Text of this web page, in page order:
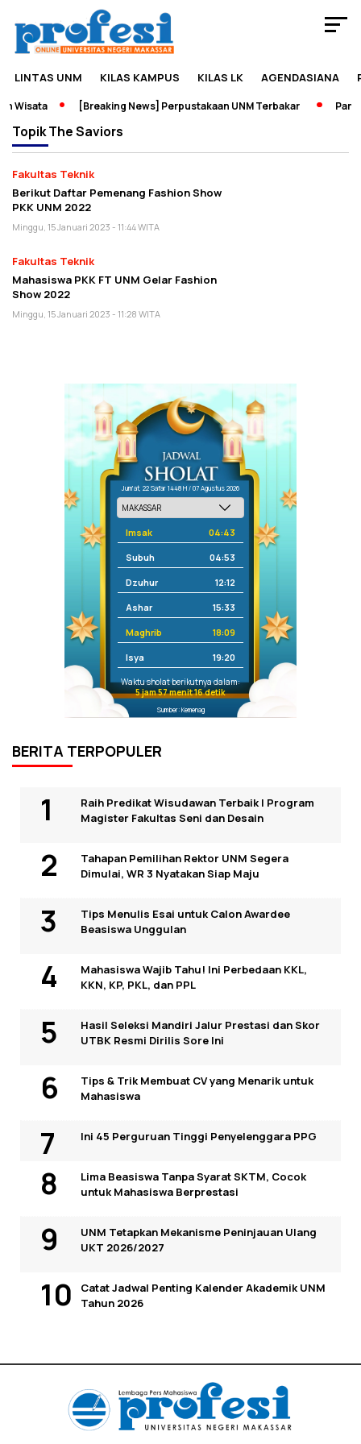
LINTAS UNM KILAS KAMPUS KILAS LK AGENDASIANA
Wisata [Breaking News] Perpustakaan UNM Terbakar
TopikThe Saviors
Fakultas Teknik
Berikut Daftar Pemenang Fashion Show
PKK UNM 2022
Minggu, 15 Januari 2023 - 11:44 WITA
Fakultas Teknik
Mahasiswa PKK FT UNM Gelar Fashion
Show 2022
Minggu, 15 Januari 2023 - 11:28 WITA
Jum'at, 22 Safar 1448 H / 07 Agustus 2026
Imsak 04:43
Subuh 04:53
Dzuhur 12:12
Ashar 15:33
Maghrib 18:09
Isya 19:20
Waktu sholat berikutnya dalam:
5 jam 57 menit 16 detik
Sumber: Kemenag
BERITA TERPOPULER
Raih Predikat Wisudawan Terbaik I Program
Magister Fakultas Seni dan Desain
Tahapan Pemilihan Rektor UNM Segera
Dimulai, WR 3 Nyatakan Siap Maju
Tips Menulis Esai untuk Calon Awardee
Beasiswa Unggulan
Mahasiswa Wajib Tahu! Ini Perbedaan KKL,
KKN, KP, PKL, dan PPL
Hasil Seleksi Mandiri Jalur Prestasi dan Skor
UTBK Resmi Dirilis Sore Ini
Tips & Trik Membuat CV yang Menarik untuk
Mahasiswa
Ini 45 Perguruan Tinggi Penyelenggara PPG
Lima Beasiswa Tanpa Syarat SKTM, Cocok
untuk Mahasiswa Berprestasi
UNM Tetapkan Mekanisme Peninjauan Ulang
UKT 2026/2027
Catat Jadwal Penting Kalender Akademik UNM
Tahun 2026